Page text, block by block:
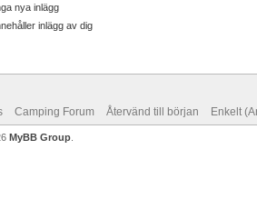
nya inlägg
inlägg av dig
Camping Forum Återvänd till början Enkelt
MyBB Group